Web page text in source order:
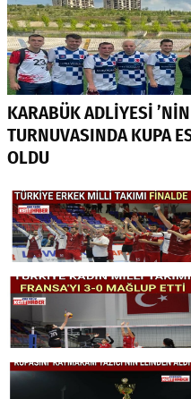
KARABÜK ADLİYESİ
TURNUVASINDA KUPA
OLDU